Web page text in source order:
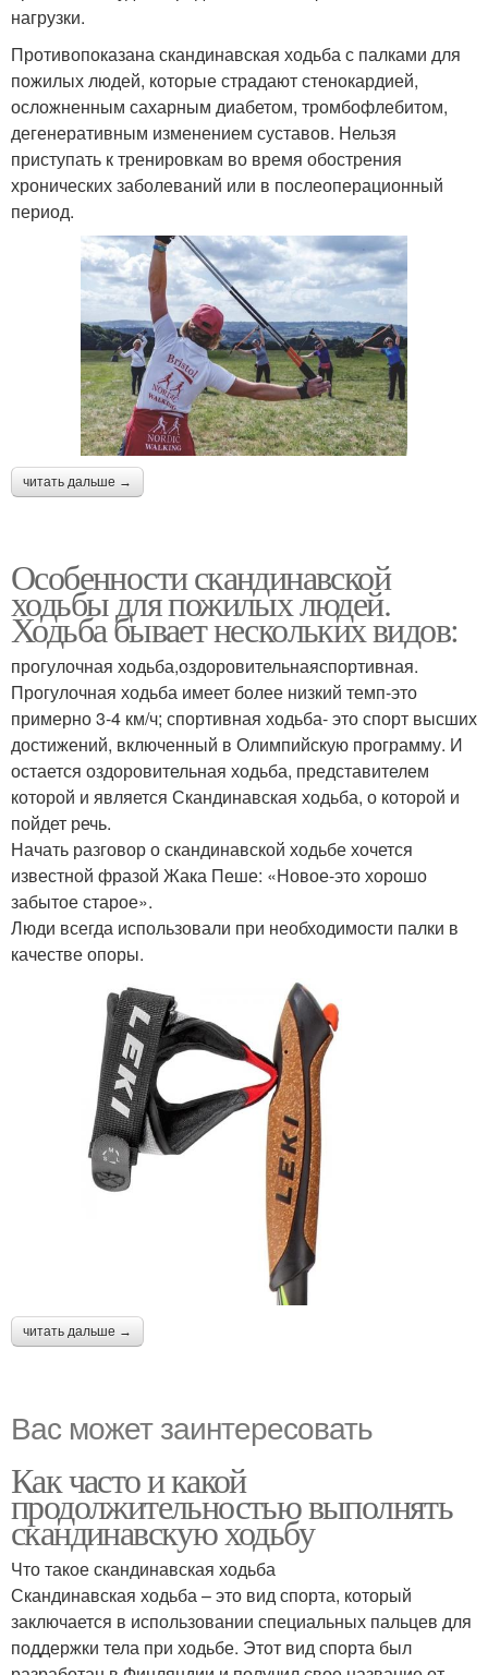
нагрузки.
Противопоказана скандинавская ходьба с палками для
пожилых людей, которые страдают стенокардией,
осложненным сахарным диабетом, тромбофлебитом,
дегенеративным изменением суставов. Нельзя
приступать к тренировкам во время обострения
хронических заболеваний или в послеоперационный
период.
читать дальше →
Особенности скандинавской
ходьбы для пожилых людей.
Ходьба бывает нескольких видов:
прогулочная ходьба,оздоровительнаяспортивная.
Прогулочная ходьба имеет более низкий темп-это
примерно 3-4 км/ч; спортивная ходьба- это спорт высших
достижений, включенный в Олимпийскую программу. И
остается оздоровительная ходьба, представителем
которой и является Скандинавская ходьба, о которой и
пойдет речь.
Начать разговор о скандинавской ходьбе хочется
известной фразой Жака Пеше: «Новое-это хорошо
забытое старое».
Люди всегда использовали при необходимости палки в
качестве опоры.
читать дальше →
Вас может заинтересовать
Как часто и какой
продолжительностью выполнять
скандинавскую ходьбу
Что такое скандинавская ходьба
Скандинавская ходьба – это вид спорта, который
заключается в использовании специальных пальцев для
поддержки тела при ходьбе. Этот вид спорта был